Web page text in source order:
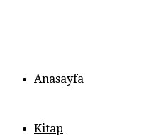
Anasayfa
Kitap